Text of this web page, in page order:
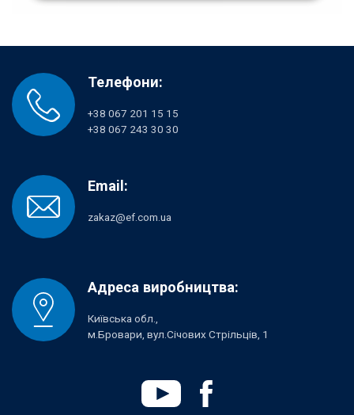
Телефони:
+38 067 201 15 15
+38 067 243 30 30
Email:
zakaz@ef.com.ua
Адреса виробництва:
Київська обл.,
м.Бровари, вул.Січових Стрільців, 1